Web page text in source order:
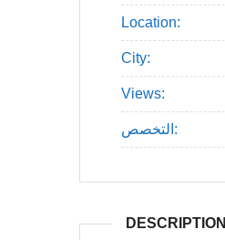
Location:
City:
Views:
التخصص:
DESCRIPTION